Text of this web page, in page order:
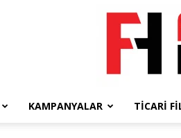
KAMPANYALAR TICARI